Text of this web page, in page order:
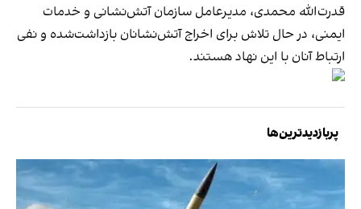
قدرت‌الله محمدی، مدیرعامل سازمان آتش‌نشانی و خدمات
ایمنی، در حال تلاش برای اخراج آتش‌نشانان بازداشت‌شده و نفی
ارتباط آنان با این نهاد هستند.
پربازدیدترین‌ها